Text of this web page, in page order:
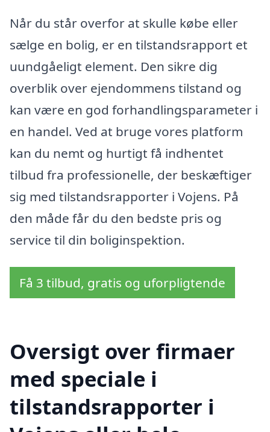
Når du står overfor at skulle købe eller
sælge en bolig, er en tilstandsrapport et
uundgåeligt element. Den sikre dig
overblik over ejendommens tilstand og
kan være en god forhandlingsparameter i
en handel. Ved at bruge vores platform
kan du nemt og hurtigt få indhentet
tilbud fra professionelle, der beskæftiger
sig med tilstandsrapporter i Vojens. På
den måde får du den bedste pris og
service til din boliginspektion.
Få 3 tilbud, gratis og uforpligtende
Oversigt over firmaer
med speciale i
tilstandsrapporter i